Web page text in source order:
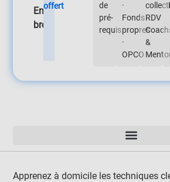
En
bref
offert
de
pré-
requis
·
Fonds
propres
·
OPCO
RDV
&
Apprenez à domicile les techniques